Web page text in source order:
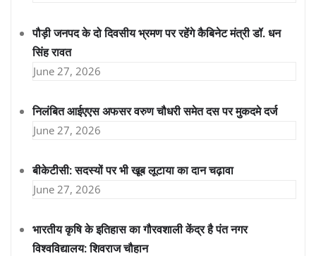
पौड़ी जनपद के दो दिवसीय भ्रमण पर रहेंगे कैबिनेट मंत्री डॉ. धन
सिंह रावत
June 27, 2026
निलंबित आईएएस अफसर वरुण चौधरी समेत दस पर मुकदमे दर्ज
June 27, 2026
बीकेटीसी: सदस्यों पर भी खूब लूटाया का दान चढ़ावा
June 27, 2026
भारतीय कृषि के इतिहास का गौरवशाली केंद्र है पंत नगर
विश्वविद्यालय: शिवराज चौहान